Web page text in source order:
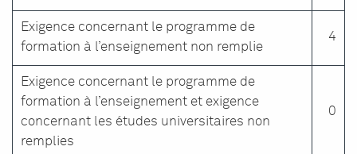
Exigence concernant le programme de
formation à l’enseignement non remplie
4
Exigence concernant le programme de
formation à l’enseignement et exigence
concernant les études universitaires non
remplies
0